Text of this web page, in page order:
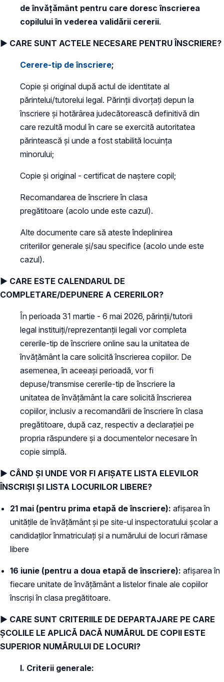
de învăţământ pentru care doresc înscrierea
copilului în vederea validării cererii.
► CARE SUNT ACTELE NECESARE PENTRU ÎNSCRIERE?
Cerere-tip de înscriere;
Copie şi original după actul de identitate al
părintelui/tutorelui legal. Părinții divorțați depun la
înscriere și hotărârea judecătorească definitivă din
care rezultă modul în care se exercită autoritatea
părintească și unde a fost stabilită locuința
minorului;
Copie şi original - certificat de naştere copil;
Recomandarea de înscriere în clasa
pregătitoare (acolo unde este cazul).
Alte documente care să ateste îndeplinirea
criteriilor generale şi/sau specifice (acolo unde este
cazul).
► CARE ESTE CALENDARUL DE
COMPLETARE/DEPUNERE A CERERILOR?
În perioada 31 martie - 6 mai 2026, părinții/tutorii
legal instituiți/reprezentanții legali vor completa
cererile-tip de înscriere online sau la unitatea de
învățământ la care solicită înscrierea copiilor. De
asemenea, în aceeași perioadă, vor fi
depuse/transmise cererile-tip de înscriere la
unitatea de învățământ la care solicită înscrierea
copiilor, inclusiv a recomandării de înscriere în clasa
pregătitoare, după caz, respectiv a declarației pe
propria răspundere și a documentelor necesare în
copie simplă.
► CÂND ȘI UNDE VOR FI AFIȘATE LISTA ELEVILOR
ÎNSCRIȘI ȘI LISTA LOCURILOR LIBERE?
21 mai (pentru prima etapă de înscriere): afișarea în
unitățile de învățământ și pe site-ul inspectoratului școlar a
candidaților înmatriculați și a numărului de locuri rămase
libere
16 iunie (pentru a doua etapă de înscriere): afișarea în
fiecare unitate de învățământ a listelor finale ale copiilor
înscriși în clasa pregătitoare.
► CARE SUNT CRITERIILE DE DEPARTAJARE PE CARE
ŞCOLILE LE APLICĂ DACĂ NUMĂRUL DE COPII ESTE
SUPERIOR NUMĂRULUI DE LOCURI?
I. Criterii generale: